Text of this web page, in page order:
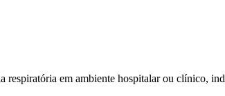
em ambiente hospitalar ou clínico,